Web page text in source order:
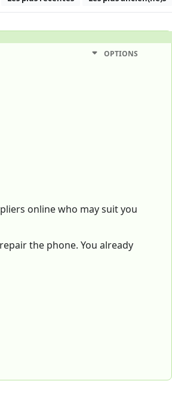
OPTIONS
online who may suit you
the phone. You already